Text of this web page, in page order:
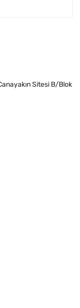
Sitesi B/Blok